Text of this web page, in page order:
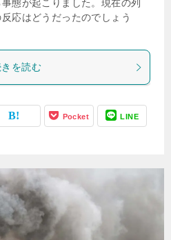
態が起こりました。現在の列
応はどうだったのでしょう
を読む
Pocket LINE